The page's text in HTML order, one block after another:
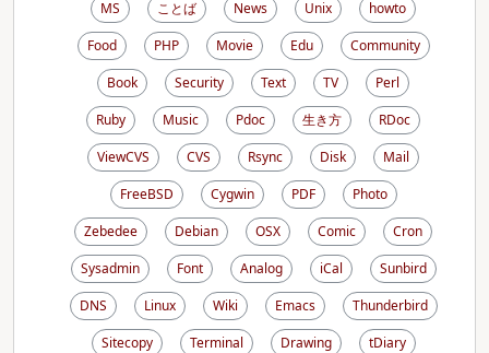
MS ことば News Unix
howto
Food
PHP Movie Edu
Community
Book
Security Text TV
Perl
Ruby
Music Pdoc 生き方
RDoc
ViewCVS
CVS Rsync Disk
Mail
FreeBSD
Cygwin PDF
Photo
Zebedee
Debian OSX Comic
Cron
Sysadmin
Font Analog iCal
Sunbird
DNS
Linux Wiki Emacs
Thunderbird
Sitecopy
Terminal Drawing
tDiary